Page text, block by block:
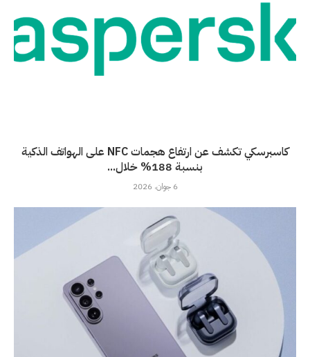
كاسبرسكي تكشف عن ارتفاع هجمات NFC على الهواتف الذكية
بنسبة 188% خلال...
6 جوان، 2026